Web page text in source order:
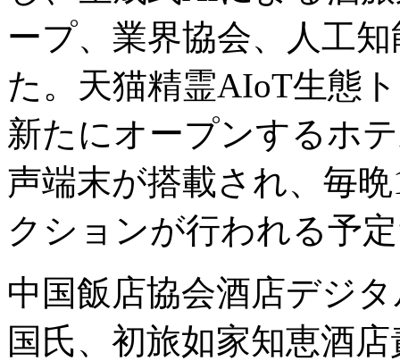
ープ、業界協会、人工
た。天猫精霊AIoT生態
新たにオープンするホ
声端末が搭載され、毎
クションが行われる予
中国飯店協会酒店デジ
国氏、初旅如家知恵酒